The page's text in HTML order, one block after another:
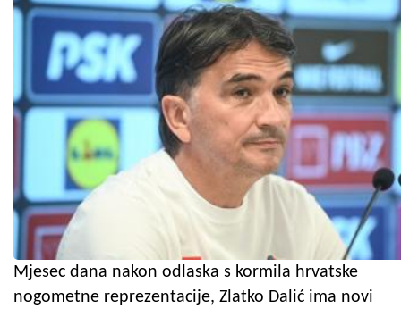
Mjesec dana nakon odlaska s kormila hrvatske
nogometne reprezentacije, Zlatko Dalić ima novi